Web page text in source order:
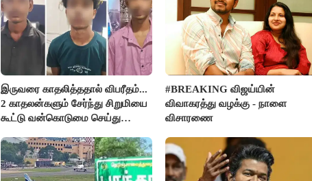
இருவரை காதலித்ததால் விபரீதம்...
2 காதலன்களும் சேர்ந்து சிறுமியை
கூட்டு வன்கொடுமை செய்து
#BREAKING விஜய்யின்
விவாகரத்து வழக்கு - நாளை
விசாரணை